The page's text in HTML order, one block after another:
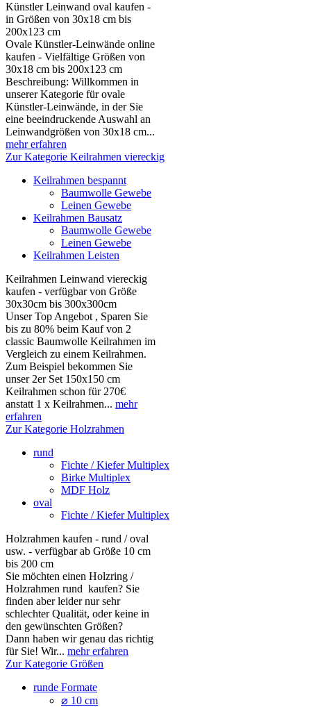
Künstler Leinwand oval kaufen -
in Größen von 30x18 cm bis
200x123 cm
Ovale Künstler-Leinwände online
kaufen - Vielfältige Größen von
30x18 cm bis 200x123 cm
Beschreibung: Willkommen in
unserer Kategorie für ovale
Künstler-Leinwände, in der Sie
eine beeindruckende Auswahl an
Leinwandgrößen von 30x18 cm...
mehr erfahren
Zur Kategorie Keilrahmen viereckig
Keilrahmen bespannt
Baumwolle Gewebe
Leinen Gewebe
Keilrahmen Bausatz
Baumwolle Gewebe
Leinen Gewebe
Keilrahmen Leisten
Keilrahmen Leinwand viereckig
kaufen - verfügbar von Größe
30x30cm bis 300x300cm
Unser Top Angebot , Sparen Sie
bis zu 80% beim Kauf von 2
classic Baumwolle Keilrahmen im
Vergleich zu einem Keilrahmen.
Zum Beispiel bekommen Sie
unser 2er Set 150x150 cm
Keilrahmen schon für 270€
anstatt 1 x Keilrahmen... mehr
erfahren
Zur Kategorie Holzrahmen
rund
Fichte / Kiefer Multiplex
Birke Multiplex
MDF Holz
oval
Fichte / Kiefer Multiplex
Holzrahmen kaufen - rund / oval
usw. - verfügbar ab Größe 10 cm
bis 200 cm
Sie möchten einen Holzring /
Holzrahmen rund kaufen? Sie
finden aber leider nur sehr
schlechter Qualität, oder keine in
den gewünschten Größen?
Dann haben wir genau das richtig
für Sie! Wir... mehr erfahren
Zur Kategorie Größen
runde Formate
⌀ 10 cm